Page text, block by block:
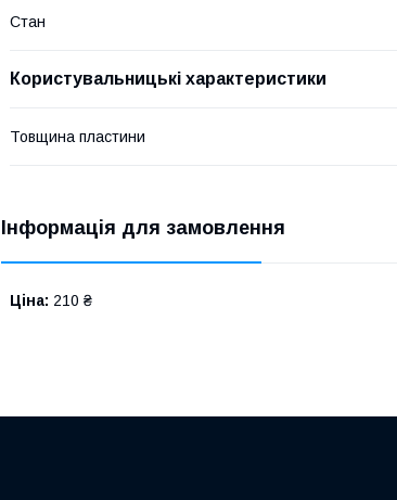
Стан
Користувальницькі характеристики
Товщина пластини
Інформація для замовлення
Ціна: 210 ₴